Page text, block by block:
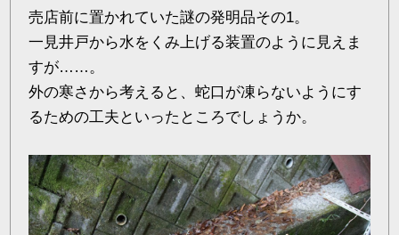
売店前に置かれていた謎の発明品その1。
一見井戸から水をくみ上げる装置のように見えま
すが……。
外の寒さから考えると、蛇口が凍らないようにす
るための工夫といったところでしょうか。